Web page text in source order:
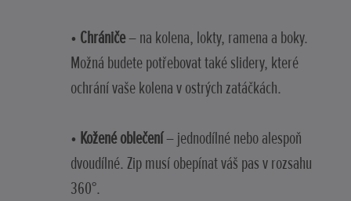
• Chrániče– na kolena, lokty, ramena a boky.
Možná budete potřebovat také slidery, které
ochrání vaše kolena v ostrých zatáčkách.
• Kožené oblečení– jednodílné nebo alespoň
dvoudílné. Zip musí obepínat váš pas v rozsahu
360°.